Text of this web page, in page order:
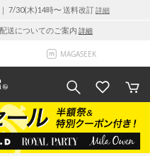
｜ 7/30(木)14時〜 送料改訂詳細
送についてのご案内 詳細
MAGASEEK